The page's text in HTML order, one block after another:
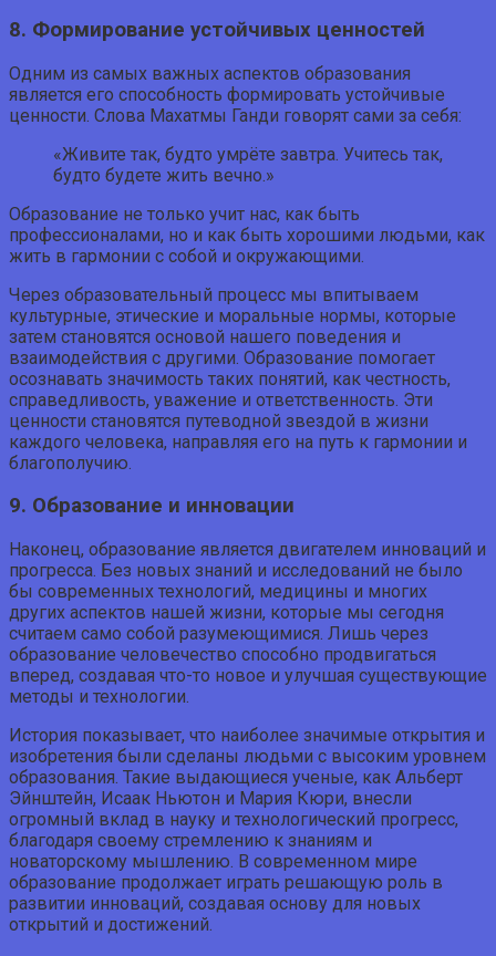
8. Формирование устойчивых ценностей
Одним из самых важных аспектов образования
является его способность формировать устойчивые
ценности. Слова Махатмы Ганди говорят сами за себя:
«Живите так, будто умрёте завтра. Учитесь так,
будто будете жить вечно.»
Образование не только учит нас, как быть
профессионалами, но и как быть хорошими людьми, как
жить в гармонии с собой и окружающими.
Через образовательный процесс мы впитываем
культурные, этические и моральные нормы, которые
затем становятся основой нашего поведения и
взаимодействия с другими. Образование помогает
осознавать значимость таких понятий, как честность,
справедливость, уважение и ответственность. Эти
ценности становятся путеводной звездой в жизни
каждого человека, направляя его на путь к гармонии и
благополучию.
9. Образование и инновации
Наконец, образование является двигателем инноваций и
прогресса. Без новых знаний и исследований не было
бы современных технологий, медицины и многих
других аспектов нашей жизни, которые мы сегодня
считаем само собой разумеющимися. Лишь через
образование человечество способно продвигаться
вперед, создавая что-то новое и улучшая существующие
методы и технологии.
История показывает, что наиболее значимые открытия и
изобретения были сделаны людьми с высоким уровнем
образования. Такие выдающиеся ученые, как Альберт
Эйнштейн, Исаак Ньютон и Мария Кюри, внесли
огромный вклад в науку и технологический прогресс,
благодаря своему стремлению к знаниям и
новаторскому мышлению. В современном мире
образование продолжает играть решающую роль в
развитии инноваций, создавая основу для новых
открытий и достижений.